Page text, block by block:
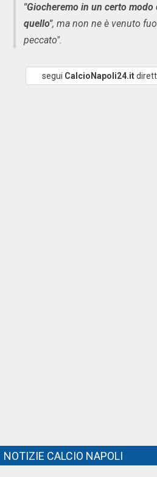
"Giocheremo in un certo modo
quello", ma non ne è venuto
peccato".
segui CalcioNapoli24.it
NOTIZIE CALCIO NAPOLI